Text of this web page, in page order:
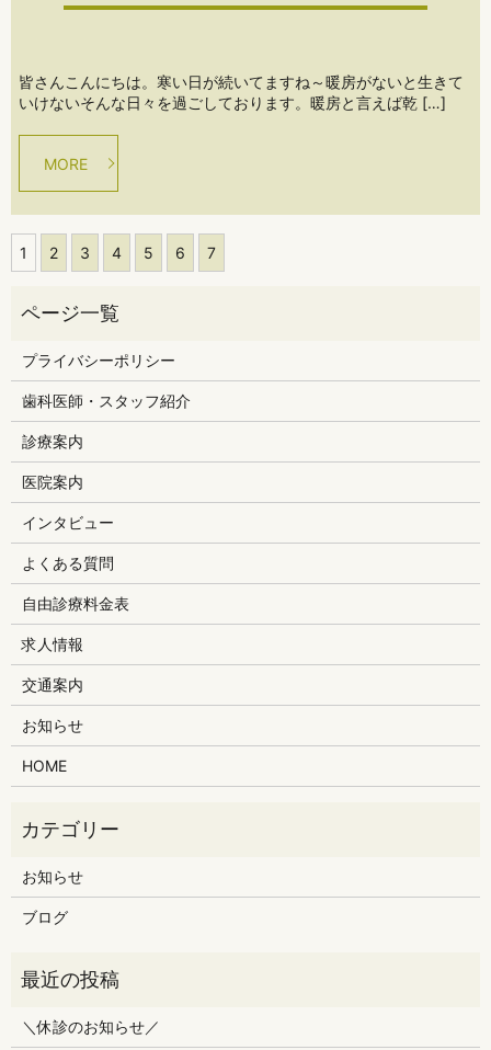
皆さんこんにちは。寒い日が続いてますね～暖房がないと生きて
いけないそんな日々を過ごしております。暖房と言えば乾 […]
MORE
1 2 3 4 5 6 7
プライバシーポリシー
歯科医師・スタッフ紹介
診療案内
医院案内
インタビュー
よくある質問
自由診療料金表
求人情報
交通案内
お知らせ
HOME
お知らせ
ブログ
＼休診のお知らせ／